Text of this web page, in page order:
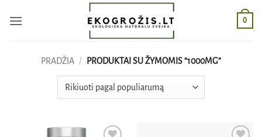
0
PRADŽIA / PRODUKTAI SU ŽYMOMIS “1000MG”